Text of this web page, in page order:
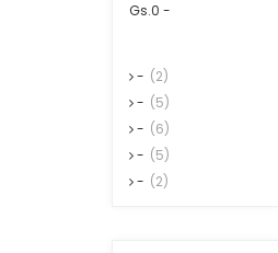
Gs.0 -
- (2)
- (5)
- (6)
- (5)
- (2)